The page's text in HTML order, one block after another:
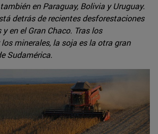
en Paraguay, Bolivia y Uruguay.
detrás de recientes desforestaciones
en el Gran Chaco. Tras los
minerales, la soja es la otra gran
Sudamérica.